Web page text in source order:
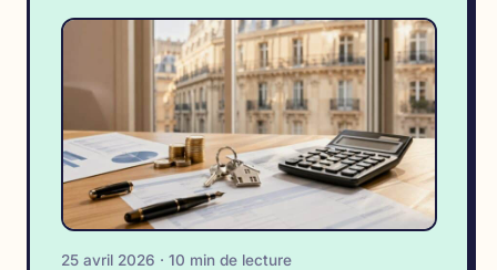
25 avril 2026 · 10 min de lecture